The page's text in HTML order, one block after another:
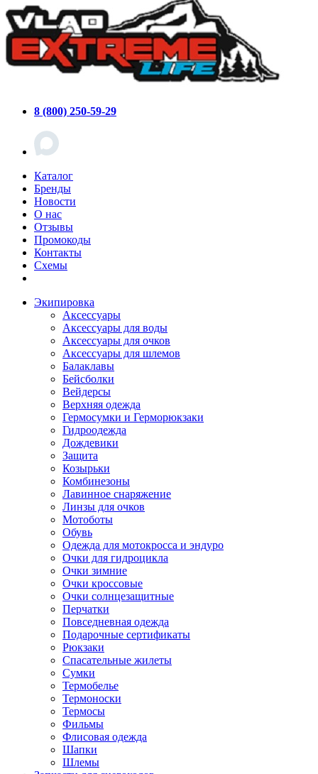
8 (800) 250-59-29
Каталог
Бренды
Новости
О нас
Отзывы
Промокоды
Контакты
Схемы
Экипировка
Аксессуары
Аксессуары для воды
Аксессуары для очков
Аксессуары для шлемов
Балаклавы
Бейсболки
Вейдерсы
Верхняя одежда
Гермосумки и Герморюкзаки
Гидроодежда
Дождевики
Защита
Козырьки
Комбинезоны
Лавинное снаряжение
Линзы для очков
Мотоботы
Обувь
Одежда для мотокросса и эндуро
Очки для гидроцикла
Очки зимние
Очки кроссовые
Очки солнцезащитные
Перчатки
Повседневная одежда
Подарочные сертификаты
Рюкзаки
Спасательные жилеты
Сумки
Термобелье
Термоноски
Термосы
Фильмы
Флисовая одежда
Шапки
Шлемы